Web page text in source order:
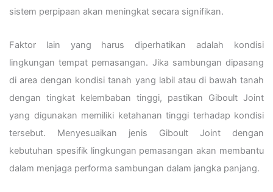
sistem perpipaan akan meningkat secara signifikan.
Faktor lain yang harus diperhatikan adalah kondisi
lingkungan tempat pemasangan. Jika sambungan dipasang
di area dengan kondisi tanah yang labil atau di bawah tanah
dengan tingkat kelembaban tinggi, pastikan Giboult Joint
yang digunakan memiliki ketahanan tinggi terhadap kondisi
tersebut. Menyesuaikan jenis Giboult Joint dengan
kebutuhan spesifik lingkungan pemasangan akan membantu
dalam menjaga performa sambungan dalam jangka panjang.